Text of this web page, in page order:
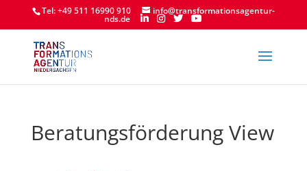
Tel: +49 511 16990 910 info@transformationsagentur-
nds.de
Beratungsförderung View